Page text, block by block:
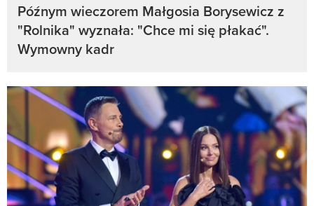
Późnym wieczorem Małgosia Borysewicz z
"Rolnika" wyznała: "Chce mi się płakać".
Wymowny kadr